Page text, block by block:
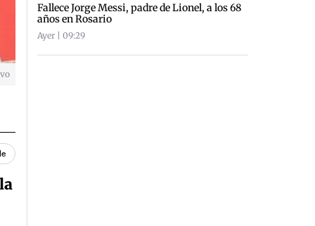
Fallece Jorge Messi, padre de Lionel, a los 68
años en Rosario
Ayer | 09:29